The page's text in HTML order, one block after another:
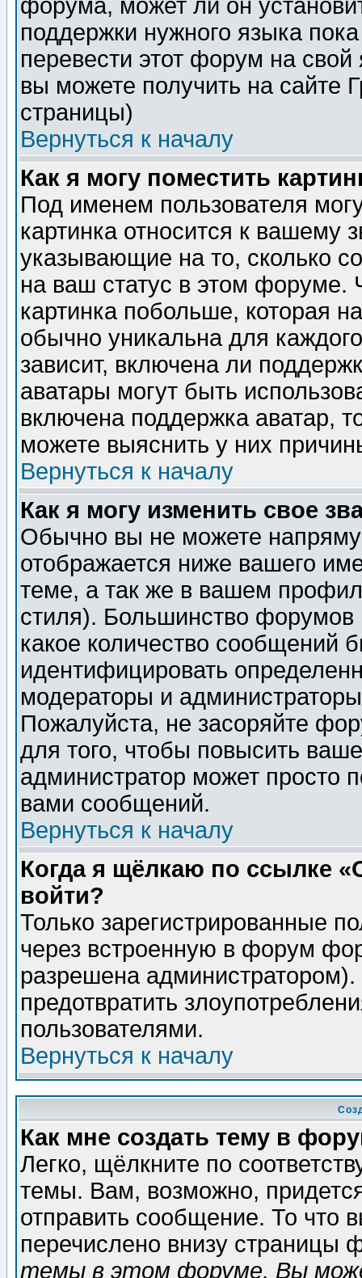
форума, может ли он
поддержки нужного языка
перевести этот форум на
вы можете получить на сайте
страницы)
Вернуться к началу
Как я могу поместить
Под именем пользователя
картинка относится к вашему
указывающие на то, сколько
на ваш статус в этом форуме.
картинка побольше, которая
обычно уникальна для
зависит, включена ли
аватары могут быть
включена поддержка аватар,
можете выяснить у них
Вернуться к началу
Как я могу изменить свое
Обычно вы не можете
отображается ниже вашего
теме, а так же в вашем
стиля). Большинство форумов
какое количество сообщений
идентифицировать
модераторы и
Пожалуйста, не засоряйте
для того, чтобы повысить
администратор может просто
вами сообщений.
Вернуться к началу
Когда я щёлкаю по ссылке
войти?
Только зарегистрированные
через встроенную в форум
разрешена
предотвратить
пользователями.
Вернуться к началу
Как мне создать тему в
Легко, щёлкните по
темы. Вам, возможно,
отправить сообщение. То что
перечислено внизу страницы
темы в этом форуме, Вы